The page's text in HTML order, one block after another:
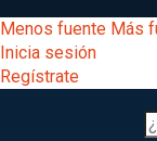
al
contenido
principal
Menos fuente Más
Inicia sesión
Regístrate
Buscar
Menú
Desarrollo